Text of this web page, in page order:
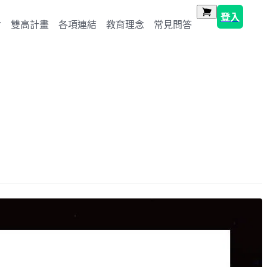
雙高計畫 各項連結 教育理念 常見問答
登入